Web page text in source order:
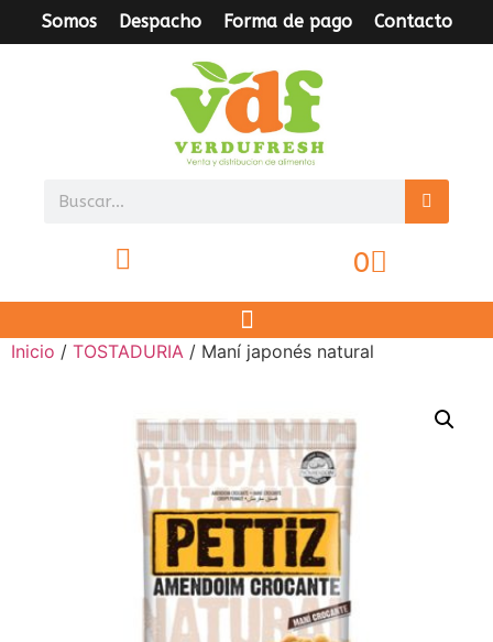
Somos Despacho Forma de pago Contacto
0
Inicio / TOSTADURIA / Maní japonés natural